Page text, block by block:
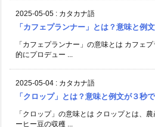
2025-05-05 : カタカナ語
「カフェプランナー」とは？意味と例
「カフェプランナー」の意味とは カフェ
的にプロデュー ...
2025-05-04 : カタカナ語
「クロップ」とは？意味と例文が３秒
「クロップ」の意味とは クロップとは、
ーヒー豆の収穫 ...